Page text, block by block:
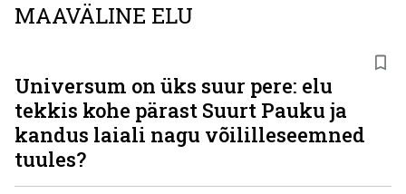
MAAVÄLINE ELU
Universum on üks suur pere: elu
tekkis kohe pärast Suurt Pauku ja
kandus laiali nagu võililleseemned
tuules?